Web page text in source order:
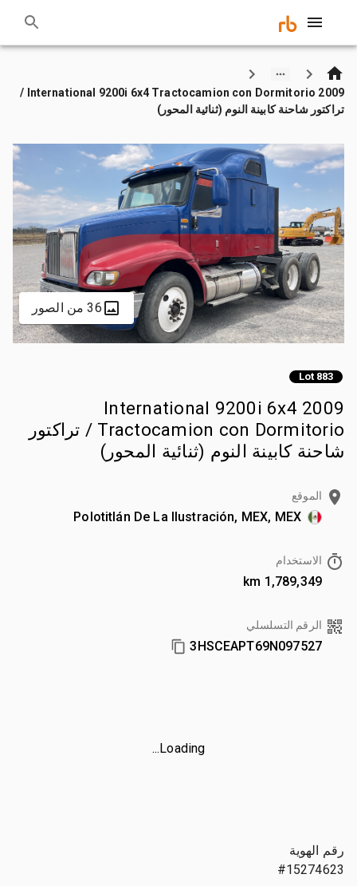
2009 International 9200i 6x4 Tractocamion con Dormitorio /
تراكتور شاحنة كابينة النوم (ثنائية المحور)
36 من الصور
Lot 883
2009 International 9200i 6x4
Tractocamion con Dormitorio / تراكتور
شاحنة كابينة النوم (ثنائية المحور)
الموقع
Polotitlán De La Ilustración, MEX, MEX
الاستخدام
1,789,349 km
الرقم التسلسلي
3HSCEAPT69N097527
Loading...
رقم الهوية
#15274623